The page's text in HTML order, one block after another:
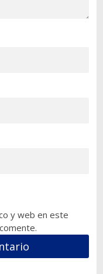
y web en este